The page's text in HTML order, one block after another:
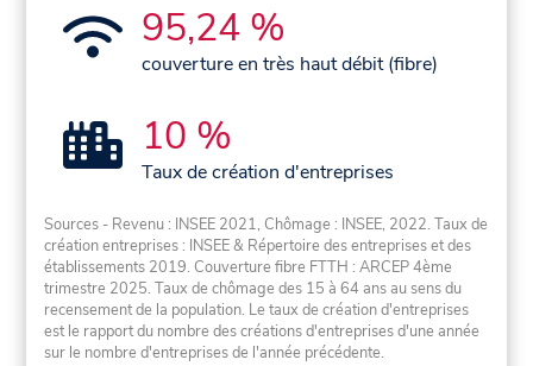
95,24 %
couverture en très haut débit (fibre)
10 %
Taux de création d'entreprises
Sources - Revenu : INSEE 2021, Chômage : INSEE, 2022. Taux de
création entreprises : INSEE & Répertoire des entreprises et des
établissements 2019. Couverture fibre FTTH : ARCEP 4ème
trimestre 2025. Taux de chômage des 15 à 64 ans au sens du
recensement de la population. Le taux de création d'entreprises
est le rapport du nombre des créations d'entreprises d'une année
sur le nombre d'entreprises de l'année précédente.